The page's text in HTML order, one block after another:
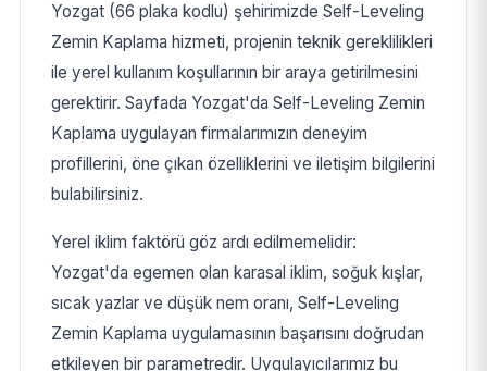
Yozgat (66 plaka kodlu) şehirimizde Self-Leveling
Zemin Kaplama hizmeti, projenin teknik gereklilikleri
ile yerel kullanım koşullarının bir araya getirilmesini
gerektirir. Sayfada Yozgat'da Self-Leveling Zemin
Kaplama uygulayan firmalarımızın deneyim
profillerini, öne çıkan özelliklerini ve iletişim bilgilerini
bulabilirsiniz.
Yerel iklim faktörü göz ardı edilmemelidir:
Yozgat'da egemen olan karasal iklim, soğuk kışlar,
sıcak yazlar ve düşük nem oranı, Self-Leveling
Zemin Kaplama uygulamasının başarısını doğrudan
etkileyen bir parametredir. Uygulayıcılarımız bu